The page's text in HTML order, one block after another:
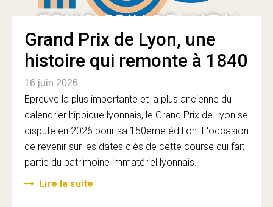
Grand Prix de Lyon, une
histoire qui remonte à 1840
16 juin 2026
Epreuve la plus importante et la plus ancienne du
calendrier hippique lyonnais, le Grand Prix de Lyon se
dispute en 2026 pour sa 150ème édition. L'occasion
de revenir sur les dates clés de cette course qui fait
partie du patrimoine immatériel lyonnais.
Lire la suite